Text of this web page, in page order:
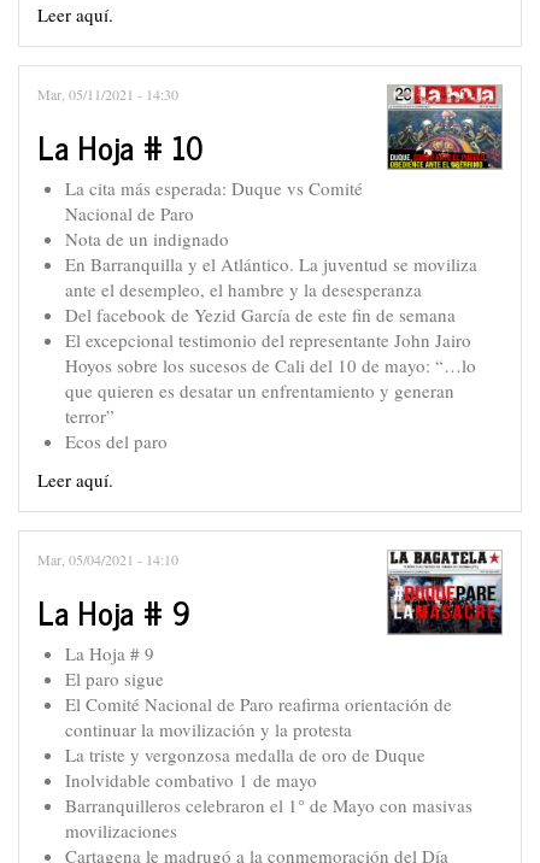
Leer aquí.
Mar, 05/11/2021 - 14:30
La Hoja # 10
La cita más esperada: Duque vs Comité
Nacional de Paro
Nota de un indignado
En Barranquilla y el Atlántico. La juventud se moviliza
ante el desempleo, el hambre y la desesperanza
Del facebook de Yezid García de este fin de semana
El excepcional testimonio del representante John Jairo
Hoyos sobre los sucesos de Cali del 10 de mayo: “…lo
que quieren es desatar un enfrentamiento y generan
terror”
Ecos del paro
Leer aquí.
Mar, 05/04/2021 - 14:10
La Hoja # 9
La Hoja # 9
El paro sigue
El Comité Nacional de Paro reafirma orientación de
continuar la movilización y la protesta
La triste y vergonzosa medalla de oro de Duque
Inolvidable combativo 1 de mayo
Barranquilleros celebraron el 1° de Mayo con masivas
movilizaciones
Cartagena le madrugó a la conmemoración del Día